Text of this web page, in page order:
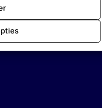
B.V.